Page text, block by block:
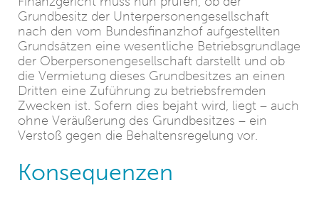
Grundbesitz der Unterpersonengesellschaft
nach den vom Bundesfinanzhof aufgestellten
Grundsätzen eine wesentliche Betriebsgrundlage
der Oberpersonengesellschaft darstellt und ob
die Vermietung dieses Grundbesitzes an einen
Dritten eine Zuführung zu betriebsfremden
Zwecken ist. Sofern dies bejaht wird, liegt – auch
ohne Veräußerung des Grundbesitzes – ein
Verstoß gegen die Behaltensregelung vor.
Konsequenzen